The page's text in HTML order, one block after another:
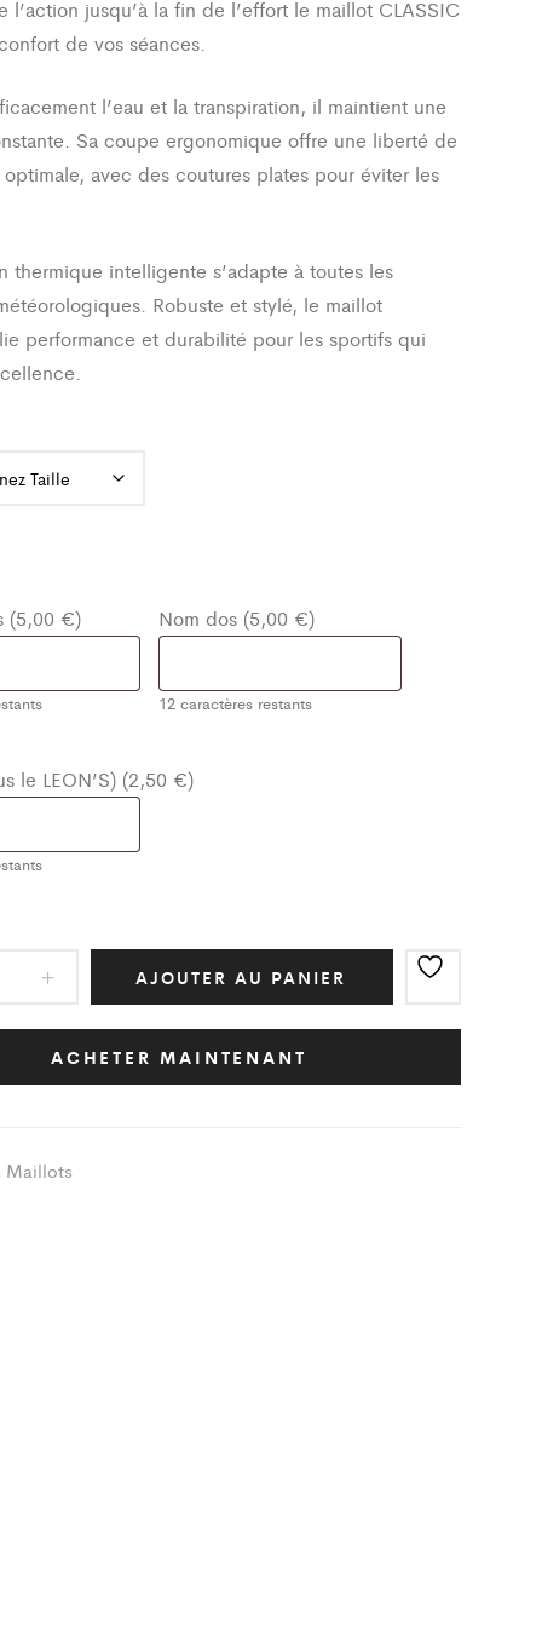
l’action jusqu’à la fin de l’effort le maillot CLASSIC
de vos séances.
l’eau et la transpiration, il maintient une
Sa coupe ergonomique offre une liberté de
avec des coutures plates pour éviter les
thermique intelligente s’adapte à toutes les
Robuste et stylé, le maillot
performance et durabilité pour les sportifs qui
(5,00 €) Nom dos (5,00 €)
12caractères restants
le LEON’S) (2,50 €)
AJOUTER AU PANIER
ACHETER MAINTENANT
Maillots